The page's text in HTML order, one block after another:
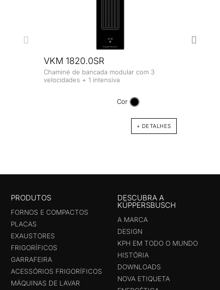
VKM 1820.0SR
Chaminé de bancada modular com 3
velocidades + 1 intensiva
Cor
+ DETALHES
PRODUTOS
FORNOS E COMPACTOS
PLACAS
EXAUSTORES
FRIGORÍFICOS
GARRAFEIRA
ACESSÓRIOS FRIGORÍFICOS
MÁQUINAS DE LAVAR
DESCUBRA A
KÜPPERSBUSCH
A MARCA
DESIGN
KPH EM TODO O MUNDO
HISTÓRIA
DOWNLOADS
NOVA ETIQUETA